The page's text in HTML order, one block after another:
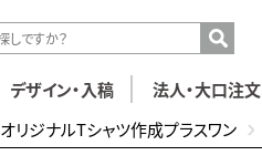
デザイン・入稿 法人・大口注文
オリジナルTシャツ作成プラスワン